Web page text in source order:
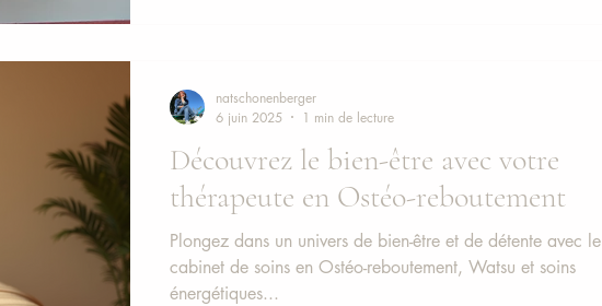
Découvrez le bien-être avec votre
thérapeute en Ostéo-reboutement
Plongez dans un univers de bien-être et de détente avec le
cabinet de soins en Ostéo-reboutement, Watsu et soins
énergétiques...
natschonenberger
6 juin 2025
1 min de lecture